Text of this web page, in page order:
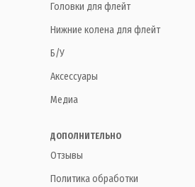
Головки для флейт
Нижние колена для флейт
Б/У
Аксессуары
Медиа
ДОПОЛНИТЕЛЬНО
Отзывы
Политика обработки